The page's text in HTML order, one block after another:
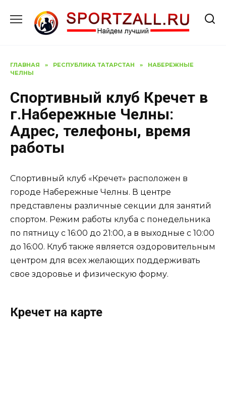
содержанию
ГЛАВНАЯ » РЕСПУБЛИКА ТАТАРСТАН »
НАБЕРЕЖНЫЕ
ЧЕЛНЫ
Спортивный клуб Кречет в
г.Набережные Челны:
Адрес, телефоны, время
работы
Спортивный клуб «Кречет» расположен в
городе Набережные Челны. В центре
представлены различные секции для занятий
спортом. Режим работы клуба с понедельника
по пятницу с 16:00 до 21:00, а в выходные с 10:00
до 16:00. Клуб также является оздоровительным
центром для всех желающих поддерживать
свое здоровье и физическую форму.
Кречет на карте